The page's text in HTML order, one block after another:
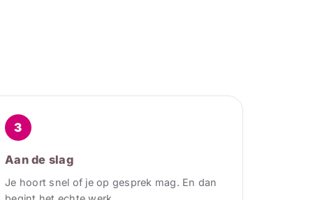
3
Aan de slag
Je hoort snel of je op gesprek mag. En dan